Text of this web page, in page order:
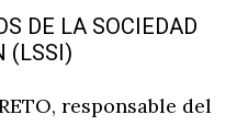
DE LA SOCIEDAD
(LSSI)
responsable del